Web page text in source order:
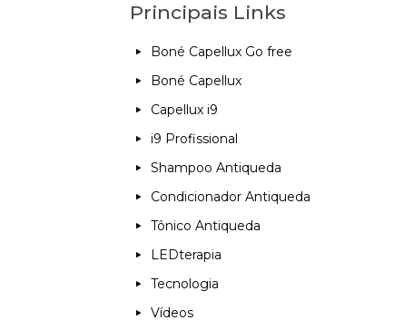
Principais Links
Boné Capellux Go free
Boné Capellux
Capellux i9
i9 Profissional
Shampoo Antiqueda
Condicionador Antiqueda
Tônico Antiqueda
LEDterapia
Tecnologia
Vídeos